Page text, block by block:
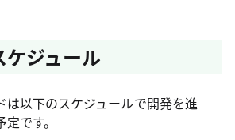
ジュール
は以下のスケジュールで開発を進
です。